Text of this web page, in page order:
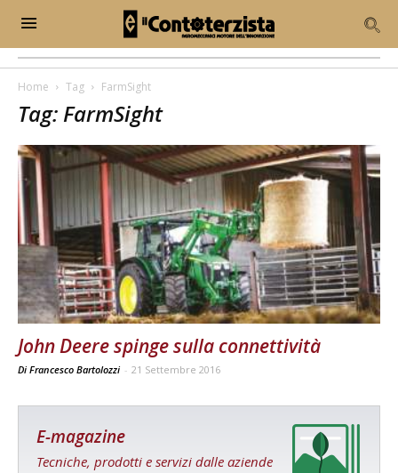
Home Tag FarmSight
Tag: FarmSight
John Deere spinge sulla connettività
Di Francesco Bartolozzi - 21 Settembre 2016
E-magazine
Tecniche, prodotti e servizi dalle aziende